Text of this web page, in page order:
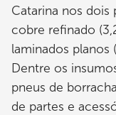
Catarina nos
cobre refinado
laminados planos
Dentre os
pneus de
de partes e